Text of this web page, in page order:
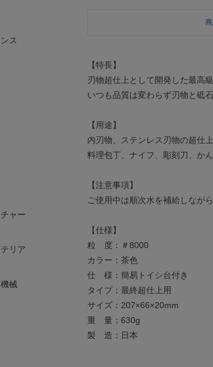
ス
ャー
リア
械
【特長】
刃物超仕上として開発した最高
いつも品質は変わらず刃物と砥
【用途】
内刃物、ステンレス刃物の超仕上
料理包丁、ナイフ、彫刻刀、か
【注意事項】
ご使用中は順次水を補給しなが
【仕様】
粒 度：＃8000
カラー：茶色
仕 様：簡易トイシ台付き
タイプ：最終超仕上用
サイズ：207×66×20mm
重 量：630g
製 造：日本